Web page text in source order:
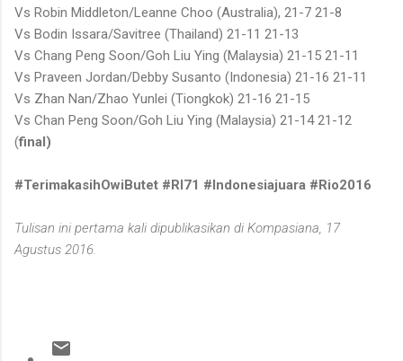
Vs Robin Middleton/Leanne Choo (Australia), 21-7 21-8
Vs Bodin Issara/Savitree (Thailand) 21-11 21-13
Vs Chang Peng Soon/Goh Liu Ying (Malaysia) 21-15 21-11
Vs Praveen Jordan/Debby Susanto (Indonesia) 21-16 21-11
Vs Zhan Nan/Zhao Yunlei (Tiongkok) 21-16 21-15
Vs Chan Peng Soon/Goh Liu Ying (Malaysia) 21-14 21-12
(final)
#TerimakasihOwiButet #RI71 #Indonesiajuara #Rio2016
Tulisan ini pertama kali dipublikasikan di Kompasiana, 17
Agustus 2016.